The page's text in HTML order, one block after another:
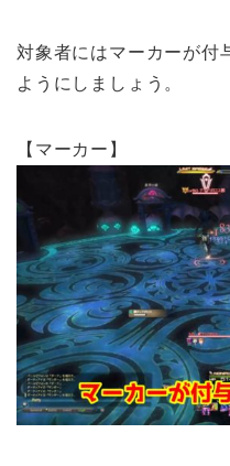
対象者にはマーカーが付
ようにしましょう。
【マーカー】